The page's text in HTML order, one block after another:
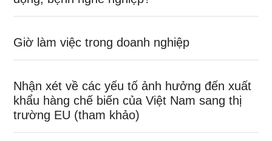
Giờ làm việc trong doanh nghiệp
Nhận xét về các yếu tố ảnh hưởng đến xuất
khẩu hàng chế biến của Việt Nam sang thị
trường EU (tham khảo)